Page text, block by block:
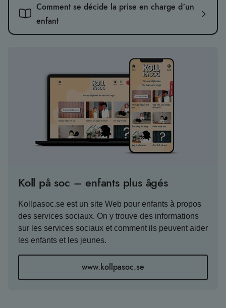
Comment se décide la prise en charge d´un
enfant
Koll på soc – enfants plus âgés
Kollpasoc.se est un site Web pour enfants à propos
des services sociaux. On y trouve des informations
sur les services sociaux et comment ils peuvent aider
les enfants et les jeunes.
www.kollpasoc.se